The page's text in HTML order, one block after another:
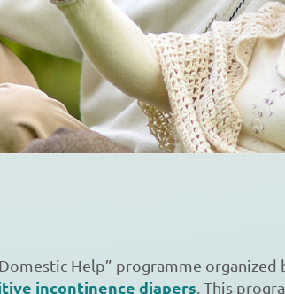
Help” programme organized
incontinence diapers. This